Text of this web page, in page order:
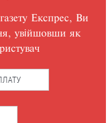
Експрес, Ви
увійшовши як